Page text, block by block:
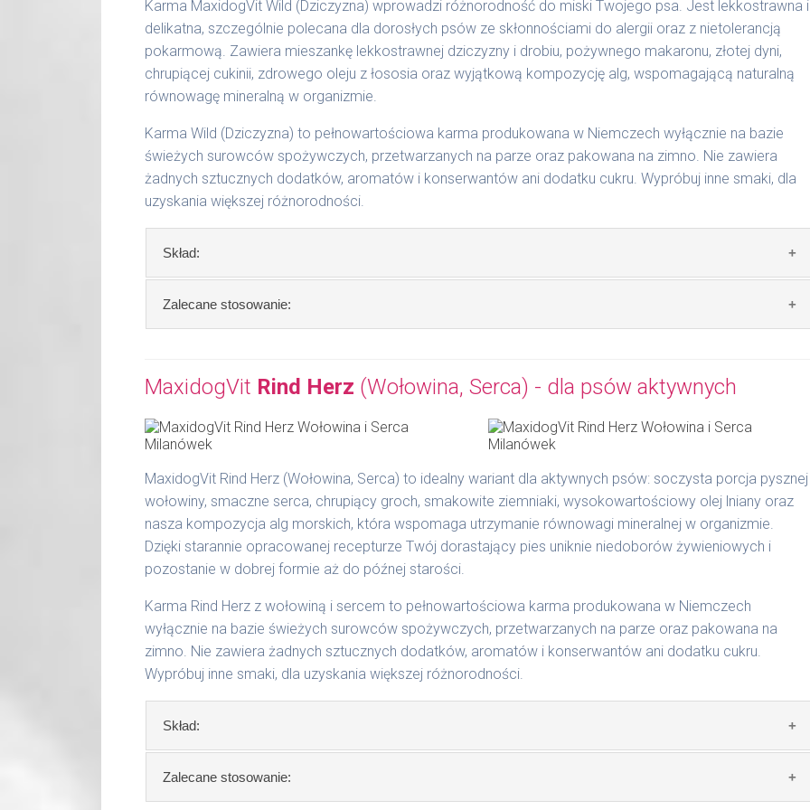
Podane liczby są wartościami orientacyjnymi. Indywidualne potrzeby zależne są od rasy,
aktywności, warunków hodowli oraz innych czynników.
Waga netto/Nr art.: 200 g/1001 | 400 g/1017 | 800 g/1025
Karma MaxidogVit Wild (Dziczyzna) wprowadzi różnorodność do miski Twojego psa. Jest lekkostrawna i
delikatna, szczególnie polecana dla dorosłych psów ze skłonnościami do alergii oraz z nietolerancją
pokarmową. Zawiera mieszankę lekkostrawnej dziczyzny i drobiu, pożywnego makaronu, złotej dyni,
chrupiącej cukinii, zdrowego oleju z łososia oraz wyjątkową kompozycję alg, wspomagającą naturalną
równowagę mineralną w organizmie.
Karma Wild (Dziczyzna) to pełnowartościowa karma produkowana w Niemczech wyłącznie na bazie
świeżych surowców spożywczych, przetwarzanych na parze oraz pakowana na zimno. Nie zawiera
żadnych sztucznych dodatków, aromatów i konserwantów ani dodatku cukru. Wypróbuj inne smaki, dla
uzyskania większej różnorodności.
Skład:
Skład:mięso i produkty pochodzenia zwierzęcego: 49% dziczyzna, 20% drób, 4% makaron, 4%
dynia, 2% cukinia, bulion mięsny, algi, olej z łososia.
surowe białko 11,60 %
tłuszcz surowy 6,50 %
popiół surowy 1,90 %
włókno surowe 0,40 %
wilgotność 78,00 %
wapń 0,41 %
fosfor 0,23 %
Produkty pochodzenia zwierzęcego dodawane do naszych karm są składnikami spożywczymi
takimi jak: żołądek, wątroba, serce, podgardle.
Zalecane stosowanie:
Zalecamy przechowywanie otwartych opakowań w lodówce, nie dłużej niż 2 dni.
W tabeli ujęto dzienne zapotrzebowanie na MaxidogVit Wild (Dziczyzna)
do 5 kg 200 g
6 - 14 kg 300 g
15 - 25 kg 400 g
26 - 35 kg 800 g
36 - 50 kg 1000 g
51 - 65 kg 1200 g
aktywności, warunków hodowli oraz innych czynników.
Waga netto/Nr art.: 200 g/1002 | 400 g/1018 | 800 g/1026
MaxidogVit Rind Herz (Wołowina, Serca) - dla psów aktywnych
MaxidogVit Rind Herz (Wołowina, Serca) to idealny wariant dla aktywnych psów: soczysta porcja pysznej
wołowiny, smaczne serca, chrupiący groch, smakowite ziemniaki, wysokowartościowy olej lniany oraz
nasza kompozycja alg morskich, która wspomaga utrzymanie równowagi mineralnej w organizmie.
Dzięki starannie opracowanej recepturze Twój dorastający pies uniknie niedoborów żywieniowych i
pozostanie w dobrej formie aż do późnej starości.
Karma Rind Herz z wołowiną i sercem to pełnowartościowa karma produkowana w Niemczech
wyłącznie na bazie świeżych surowców spożywczych, przetwarzanych na parze oraz pakowana na
zimno. Nie zawiera żadnych sztucznych dodatków, aromatów i konserwantów ani dodatku cukru.
Wypróbuj inne smaki, dla uzyskania większej różnorodności.
Skład:
Skład:mięso i produkty pochodzenia zwierzęcego: 69% wołowina, 4% ziemniaki, 2% groch, bulion
mięsny, algi, olej lniany.
Zalecane stosowanie: